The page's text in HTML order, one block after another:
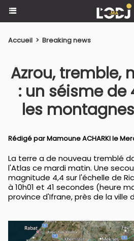
Accueil > Breaking news
Azrou, tremble,
: un séisme de
les
Rédigé parMamoune ACHARKIle
La terre a de nouveau tremblé
l'Atlas ce mardi matin. Une
magnitude 4,4 sur l'échelle de
à 10h01 et 41 secondes (heure
province d'Ifrane, près de la ville